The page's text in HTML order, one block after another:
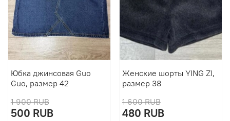
Юбка джинсовая Guo
Guo, размер 42
1 900 RUB
500 RUB
Женские шорты YING ZI,
размер 38
1 600 RUB
480 RUB